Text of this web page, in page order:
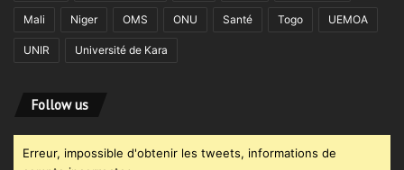
Mali Niger OMS ONU Santé Togo UEMOA
UNIR Université de Kara
Follow us
Erreur, impossible d'obtenir les tweets, informations de